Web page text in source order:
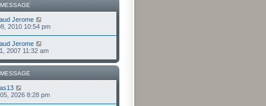
Jerome
2010 10:54 pm
Jerome
2007 11:32 am
2026 8:28 pm